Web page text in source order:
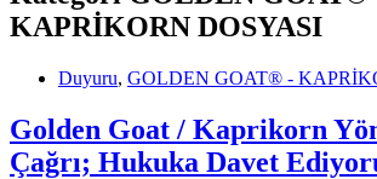
KAPRİKORN DOSYASI
Duyuru, GOLDEN GOAT® -
Golden Goat / Kaprikorn
Çağrı; Hukuka Davet